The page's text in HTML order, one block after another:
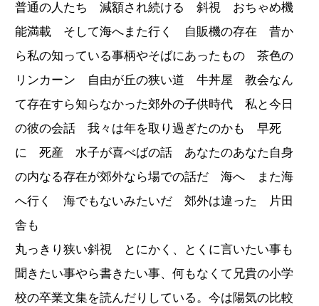
普通の人たち 減額され続ける 斜視 おちゃめ機
能満載 そして海へまた行く 自販機の存在 昔か
ら私の知っている事柄やそばにあったもの 茶色の
リンカーン 自由が丘の狭い道 牛丼屋 教会なん
て存在すら知らなかった郊外の子供時代 私と今日
の彼の会話 我々は年を取り過ぎたのかも 早死
に 死産 水子が喜べばの話 あなたのあなた自身
の内なる存在が郊外なら場での話だ 海へ また海
へ行く 海でもないみたいだ 郊外は違った 片田
舎も
丸っきり狭い斜視 とにかく、とくに言いたい事も
聞きたい事やら書きたい事、何もなくて兄貴の小学
校の卒業文集を読んだりしている。今は陽気の比較